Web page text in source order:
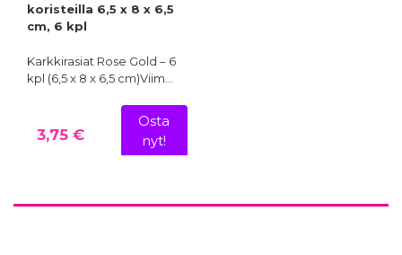
koristeilla 6,5 x 8 x 6,5
cm, 6 kpl
Karkkirasiat Rose Gold – 6
kpl (6,5 x 8 x 6,5 cm)Viim…
3,75 €
Osta
nyt!